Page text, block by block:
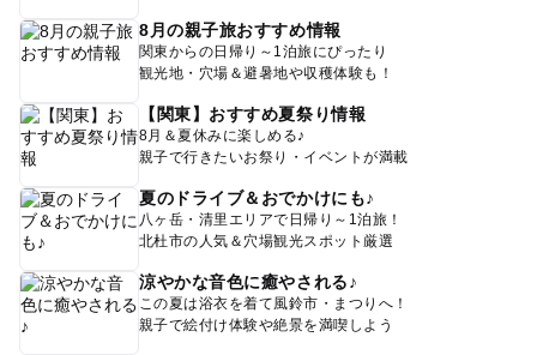
8月の親子旅おすすめ情報
関東からの日帰り～1泊旅にぴったり
観光地・穴場＆避暑地や収穫体験も！
【関東】おすすめ夏祭り情報
8月＆夏休みに楽しめる♪
親子で行きたいお祭り・イベントが満載
夏のドライブ＆おでかけにも♪
八ヶ岳・清里エリアで日帰り～1泊旅！
北杜市の人気＆穴場観光スポット厳選
涼やかな音色に癒やされる♪
この夏は浴衣を着て風鈴市・まつりへ！
親子で絵付け体験や絶景を満喫しよう